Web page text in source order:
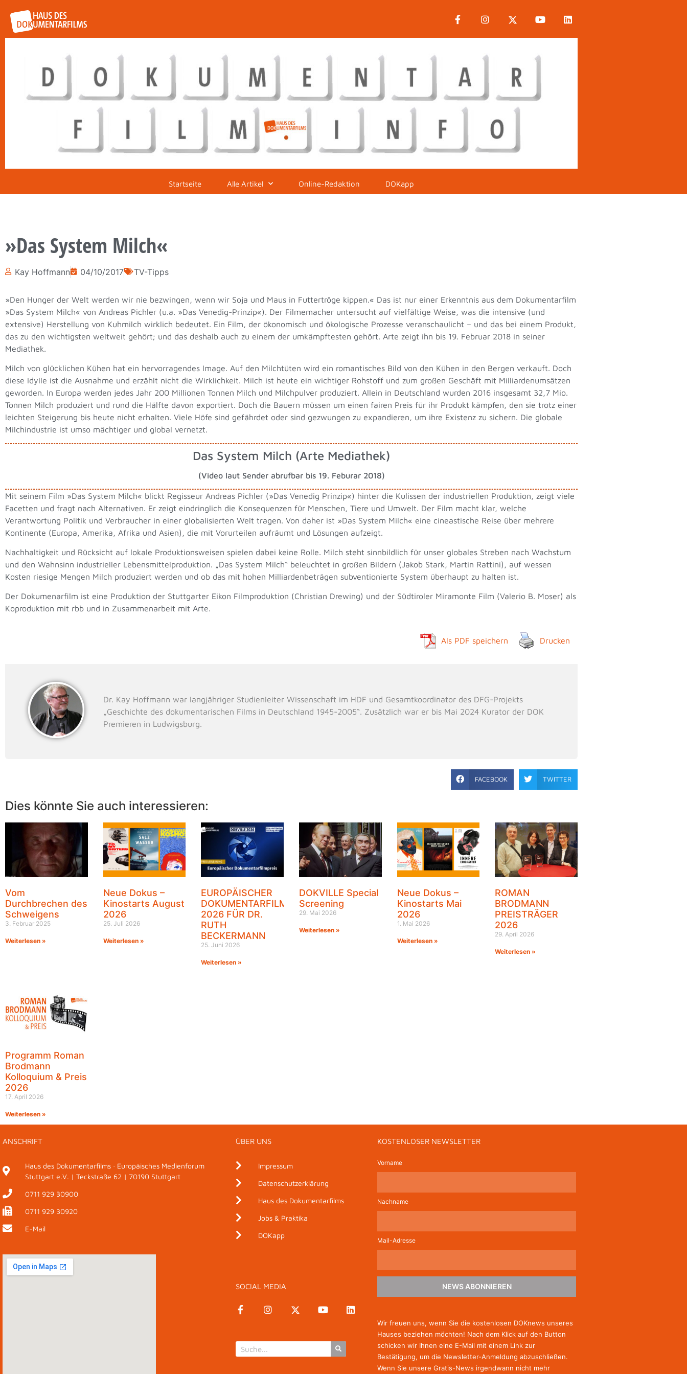
Startseite Alle Artikel Online-Redaktion DOKapp
»Das System Milch«
Kay Hoffmann 04/10/2017 TV-Tipps
»Den Hunger der Welt werden wir nie bezwingen, wenn wir Soja und Maus in Futtertröge kippen.« Das ist nur einer Erkenntnis aus dem Dokumentarfilm
»Das System Milch« von Andreas Pichler (u.a. »Das Venedig-Prinzip«). Der Filmemacher untersucht auf vielfältige Weise, was die intensive (und
extensive) Herstellung von Kuhmilch wirklich bedeutet. Ein Film, der ökonomisch und ökologische Prozesse veranschaulicht – und das bei einem Produkt,
das zu den wichtigsten weltweit gehört; und das deshalb auch zu einem der umkämpftesten gehört. Arte zeigt ihn bis 19. Februar 2018 in seiner
Mediathek.
Milch von glücklichen Kühen hat ein hervorragendes Image. Auf den Milchtüten wird ein romantisches Bild von den Kühen in den Bergen verkauft. Doch
diese Idylle ist die Ausnahme und erzählt nicht die Wirklichkeit. Milch ist heute ein wichtiger Rohstoff und zum großen Geschäft mit Milliardenumsätzen
geworden. In Europa werden jedes Jahr 200 Millionen Tonnen Milch und Milchpulver produziert. Allein in Deutschland wurden 2016 insgesamt 32,7 Mio.
Tonnen Milch produziert und rund die Hälfte davon exportiert. Doch die Bauern müssen um einen fairen Preis für ihr Produkt kämpfen, den sie trotz einer
leichten Steigerung bis heute nicht erhalten. Viele Höfe sind gefährdet oder sind gezwungen zu expandieren, um ihre Existenz zu sichern. Die globale
Milchindustrie ist umso mächtiger und global vernetzt.
Das System Milch (Arte Mediathek)
(Video laut Sender abrufbar bis 19. Feburar 2018)
Mit seinem Film »Das System Milch« blickt Regisseur Andreas Pichler (»Das Venedig Prinzip«) hinter die Kulissen der industriellen Produktion, zeigt viele
Facetten und fragt nach Alternativen. Er zeigt eindringlich die Konsequenzen für Menschen, Tiere und Umwelt. Der Film macht klar, welche
Verantwortung Politik und Verbraucher in einer globalisierten Welt tragen. Von daher ist »Das System Milch« eine cineastische Reise über mehrere
Kontinente (Europa, Amerika, Afrika und Asien), die mit Vorurteilen aufräumt und Lösungen aufzeigt.
Nachhaltigkeit und Rücksicht auf lokale Produktionsweisen spielen dabei keine Rolle. Milch steht sinnbildlich für unser globales Streben nach Wachstum
und den Wahnsinn industrieller Lebensmittelproduktion. „Das System Milch“ beleuchtet in großen Bildern (Jakob Stark, Martin Rattini), auf wessen
Kosten riesige Mengen Milch produziert werden und ob das mit hohen Milliardenbeträgen subventionierte System überhaupt zu halten ist.
Der Dokumenarfilm ist eine Produktion der Stuttgarter Eikon Filmproduktion (Christian Drewing) und der Südtiroler Miramonte Film (Valerio B. Moser) als
Koproduktion mit rbb und in Zusammenarbeit mit Arte.
Als PDF speichern Drucken
Dr. Kay Hoffmann war langjähriger Studienleiter Wissenschaft im HDF und Gesamtkoordinator des DFG-Projekts
„Geschichte des dokumentarischen Films in Deutschland 1945-2005“. Zusätzlich war er bis Mai 2024 Kurator der DOK
Premieren in Ludwigsburg.
FACEBOOK TWITTER
Dies könnte Sie auch interessieren:
Vom
Durchbrechen des
Schweigens
3. Februar 2025
Weiterlesen »
Neue Dokus –
Kinostarts August
2026
25. Juli 2026
Weiterlesen »
EUROPÄISCHER
DOKUMENTARFILMPREIS
2026 FÜR DR.
RUTH
BECKERMANN
25. Juni 2026
Weiterlesen »
DOKVILLE Special
Screening
29. Mai 2026
Weiterlesen »
Neue Dokus –
Kinostarts Mai
2026
1. Mai 2026
Weiterlesen »
ROMAN
BRODMANN
PREISTRÄGER
2026
29. April 2026
Weiterlesen »
Programm Roman
Brodmann
Kolloquium & Preis
2026
17. April 2026
Weiterlesen »
ANSCHRIFT
Haus des Dokumentarfilms · Europäisches Medienforum
Stuttgart e.V. | Teckstraße 62 | 70190 Stuttgart
0711 929 30900
0711 929 30920
E-Mail
ÜBER UNS
Impressum
Datenschutzerklärung
Haus des Dokumentarfilms
Jobs & Praktika
DOKapp
SOCIAL MEDIA
KOSTENLOSER NEWSLETTER
Vorname
Nachname
Mail-Adresse
NEWS ABONNIEREN
Wir freuen uns, wenn Sie die kostenlosen DOKnews unseres
Hauses beziehen möchten! Nach dem Klick auf den Button
schicken wir Ihnen eine E-Mail mit einem Link zur
Bestätigung, um die Newsletter-Anmeldung abzuschließen.
Wenn Sie unsere Gratis-News irgendwann nicht mehr